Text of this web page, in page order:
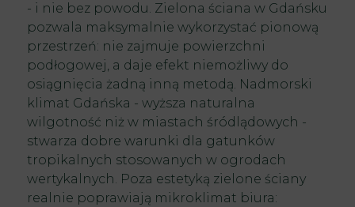
- i nie bez powodu. Zielona ściana w Gdańsku
pozwala maksymalnie wykorzystać pionową
przestrzeń: nie zajmuje powierzchni
podłogowej, a daje efekt niemożliwy do
osiągnięcia żadną inną metodą. Nadmorski
klimat Gdańska - wyższa naturalna
wilgotność niż w miastach śródlądowych -
stwarza dobre warunki dla gatunków
tropikalnych stosowanych w ogrodach
wertykalnych. Poza estetyką zielone ściany
realnie poprawiają mikroklimat biura: